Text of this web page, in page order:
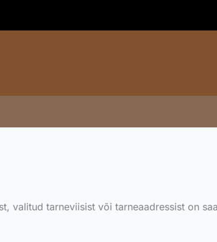
valitud tarneviisist või tarneaadressist on